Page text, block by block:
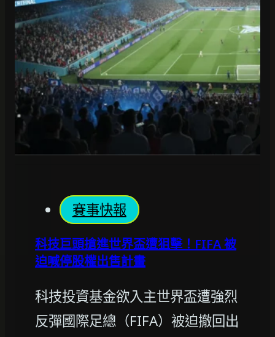
賽事快報
科技巨頭搶進世界盃遭狙擊！FIFA 被
迫喊停股權出售計畫
科技投資基金欲入主世界盃遭強烈
反彈國際足總（FIFA）被迫撤回出